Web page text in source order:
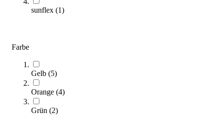
sunflex (1)
Farbe
Gelb (5)
Orange (4)
Grün (2)
Artikel)
Wettkampf. Präzise beraten, praxisnah ausgewählt.
Zum Ratgeber
Kategorien & Filter
Sortieren nach
SALE